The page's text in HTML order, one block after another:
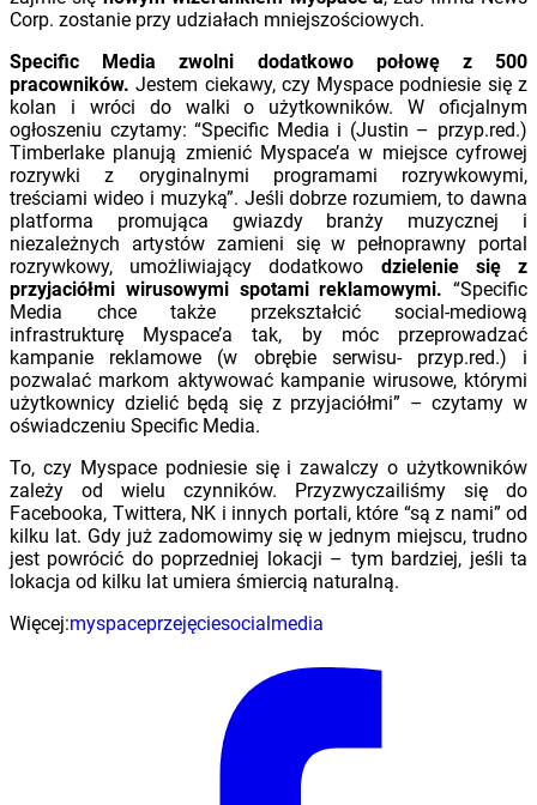
Corp. zostanie przy udziałach mniejszościowych.
Specific Media zwolni dodatkowo połowę z 500
pracowników. Jestem ciekawy, czy Myspace podniesie się z
kolan i wróci do walki o użytkowników. W oficjalnym
ogłoszeniu czytamy: “Specific Media i (Justin – przyp.red.)
Timberlake planują zmienić Myspace’a w miejsce cyfrowej
rozrywki z oryginalnymi programami rozrywkowymi,
treściami wideo i muzyką”. Jeśli dobrze rozumiem, to dawna
platforma promująca gwiazdy branży muzycznej i
niezależnych artystów zamieni się w pełnoprawny portal
rozrywkowy, umożliwiający dodatkowo dzielenie się z
przyjaciółmi wirusowymi spotami reklamowymi. “Specific
Media chce także przekształcić social-mediową
infrastrukturę Myspace’a tak, by móc przeprowadzać
kampanie reklamowe (w obrębie serwisu- przyp.red.) i
pozwalać markom aktywować kampanie wirusowe, którymi
użytkownicy dzielić będą się z przyjaciółmi” – czytamy w
oświadczeniu Specific Media.
To, czy Myspace podniesie się i zawalczy o użytkowników
zależy od wielu czynników. Przyzwyczailiśmy się do
Facebooka, Twittera, NK i innych portali, które “są z nami” od
kilku lat. Gdy już zadomowimy się w jednym miejscu, trudno
jest powrócić do poprzedniej lokacji – tym bardziej, jeśli ta
lokacja od kilku lat umiera śmiercią naturalną.
Więcej:myspaceprzejęciesocialmedia